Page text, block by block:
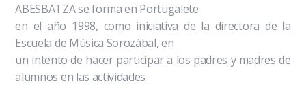
ABESBATZA se forma en Portugalete
en el año 1998, como iniciativa de la directora de la
Escuela de Música Sorozábal, en
un intento de hacer participar a los padres y madres de
alumnos en las actividades